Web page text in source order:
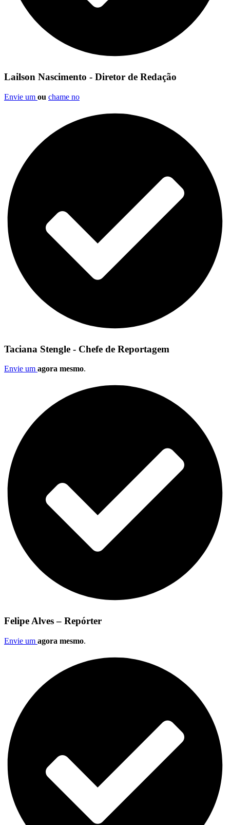
Lailson Nascimento - Diretor de Redação
Envie um ou chame no
Taciana Stengle - Chefe de Reportagem
Envie um agora mesmo.
Felipe Alves – Repórter
Envie um agora mesmo.